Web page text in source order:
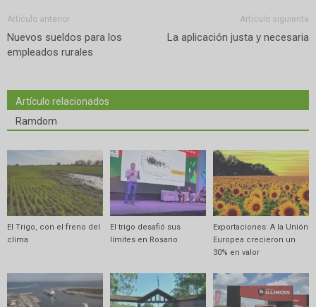
Artículo anterior
Nuevos sueldos para los
empleados rurales
Artículo siguiente
La aplicación justa y necesaria
Artículo relacionados
Ramdom
El Trigo, con el freno del
clima
El trigo desafió sus
límites en Rosario
Exportaciones: A la Unión
Europea crecieron un
30% en valor